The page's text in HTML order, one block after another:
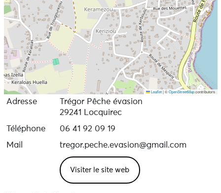
Leaflet |©OpenStreetMapcontributors
Adresse
Trégor Pêche évasion
29241 Locquirec
Téléphone
06 41 92 09 19
Mail
tregor.peche.evasion@gmail.com
Visiter le site web